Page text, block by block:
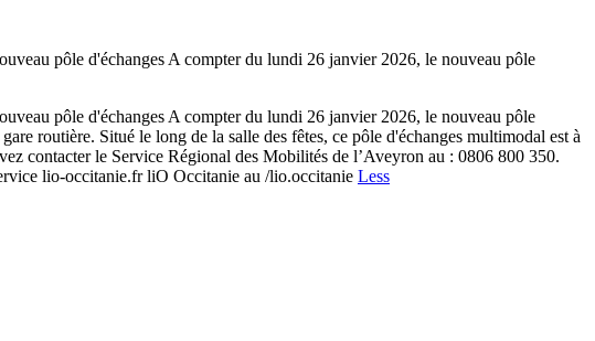
pôle d'échanges A compter du lundi 26 janvier 2026, le nouveau pôle
pôle d'échanges A compter du lundi 26 janvier 2026, le nouveau pôle
routière. Situé le long de la salle des fêtes, ce pôle d'échanges multimodal est à
contacter le Service Régional des Mobilités de l’Aveyron au : 0806 800 350.
lio-occitanie.fr liO Occitanie au /lio.occitanie Less